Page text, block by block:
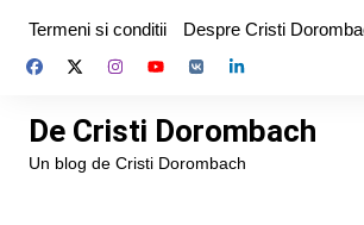
content
Termeni si conditii Despre Cristi
De Cristi Dorombach
Un blog de Cristi Dorombach